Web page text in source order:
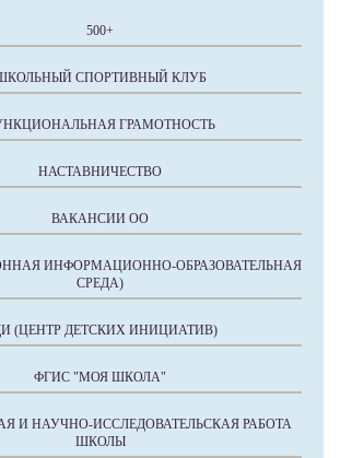
500+
СПОРТИВНЫЙ КЛУБ
ГРАМОТНОСТЬ
НАСТАВНИЧЕСТВО
ВАКАНСИИ ОО
ИНФОРМАЦИОННО-ОБРАЗОВАТЕЛЬНАЯ
СРЕДА)
(ЦЕНТР ДЕТСКИХ ИНИЦИАТИВ)
ФГИС "МОЯ ШКОЛА"
И НАУЧНО-ИССЛЕДОВАТЕЛЬСКАЯ РАБОТА
ШКОЛЫ